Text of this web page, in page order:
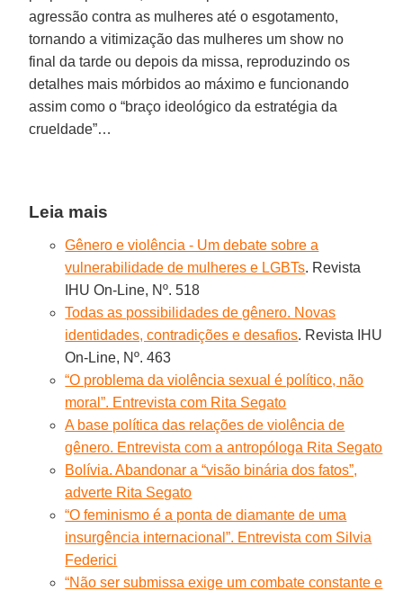
agressão contra as mulheres até o esgotamento,
tornando a vitimização das mulheres um show no
final da tarde ou depois da missa, reproduzindo os
detalhes mais mórbidos ao máximo e funcionando
assim como o “braço ideológico da estratégia da
crueldade”…
Leia mais
Gênero e violência - Um debate sobre a
vulnerabilidade de mulheres e LGBTs. Revista
IHU On-Line, Nº. 518
Todas as possibilidades de gênero. Novas
identidades, contradições e desafios. Revista IHU
On-Line, Nº. 463
“O problema da violência sexual é político, não
moral”. Entrevista com Rita Segato
A base política das relações de violência de
gênero. Entrevista com a antropóloga Rita Segato
Bolívia. Abandonar a “visão binária dos fatos”,
adverte Rita Segato
“O feminismo é a ponta de diamante de uma
insurgência internacional”. Entrevista com Silvia
Federici
“Não ser submissa exige um combate constante e